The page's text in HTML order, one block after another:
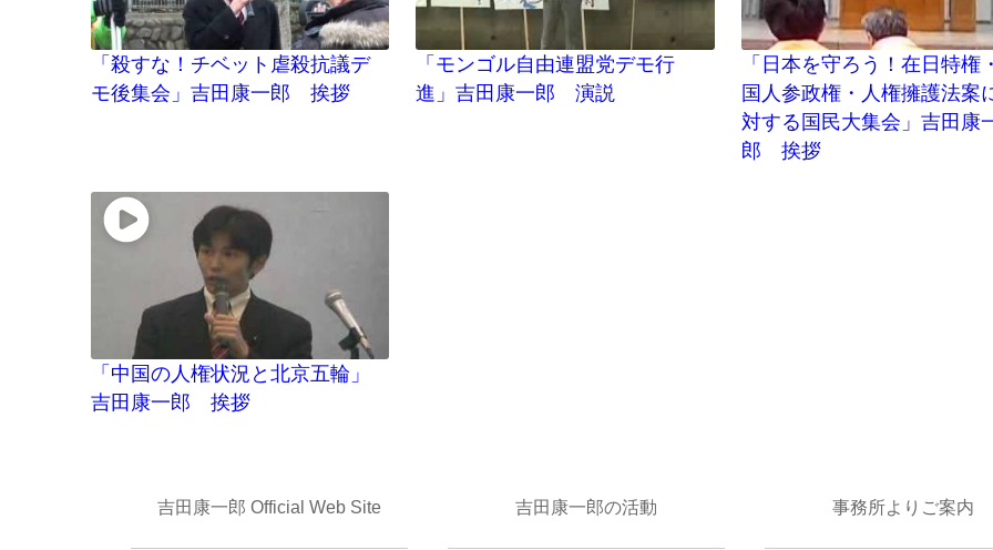
「殺すな！チベット虐殺抗議デ
モ後集会」吉田康一郎 挨拶
「モンゴル自由連盟党デモ行
進」吉田康一郎 演説
「日本を守ろう！在日特権
国人参政権・人権擁護法案
対する国民大集会」吉田康
郎 挨拶
「中国の人権状況と北京五輪」
吉田康一郎 挨拶
吉田康一郎 Official Web Site 吉田康一郎の活動 事務所よりご案内